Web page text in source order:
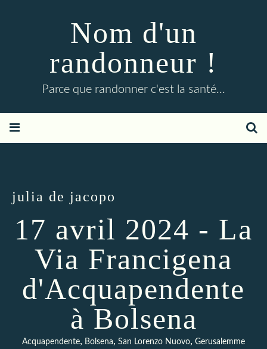
Nom d'un
randonneur !
Parce que randonner c'est la santé...
julia de jacopo
17 avril 2024 - La
Via Francigena
d'Acquapendente
à Bolsena
Acquapendente, Bolsena, San Lorenzo Nuovo, Gerusalemme